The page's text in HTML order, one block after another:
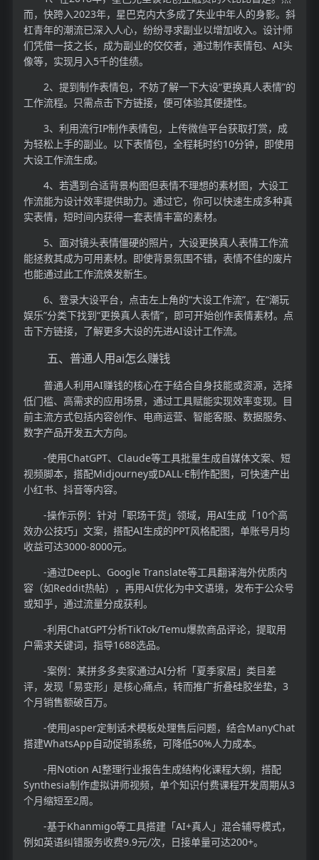
而，快跨入2023年，星巴克内大多成了失业中年人的身影。斜
杠青年的潮流已深入人心，纷纷寻求副业以增加收入。设计师
们凭借一技之长，成为副业的佼佼者，通过制作表情包、AI头
像等，实现月入5千的佳绩。
2、提到制作表情包，不妨了解一下大设“更换真人表情”的
工作流程。只需点击下方链接，便可体验其便捷性。
3、利用流行IP制作表情包，上传微信平台获取打赏，成
为轻松上手的副业。以下表情包，全程耗时约10分钟，即使用
大设工作流生成。
4、若遇到合适背景构图但表情不理想的素材图，大设工
作流能为设计效率提供助力。通过它，你可以快速生成多种真
实表情，短时间内获得一套表情丰富的素材。
5、面对镜头表情僵硬的照片，大设更换真人表情工作流
能拯救其成为可用素材。即使背景氛围不错，表情不佳的废片
也能通过此工作流焕发新生。
6、登录大设平台，点击左上角的“大设工作流”，在“潮玩
娱乐”分类下找到“更换真人表情”，即可开始创作表情素材。点
击下方链接，了解更多大设的先进AI设计工作流。
五、普通人用ai怎么赚钱
普通人利用AI赚钱的核心在于结合自身技能或资源，选择
低门槛、高需求的应用场景，通过工具赋能实现效率变现。目
前主流方式包括内容创作、电商运营、智能客服、数据服务、
数字产品开发五大方向。
-使用ChatGPT、Claude等工具批量生成自媒体文案、短
视频脚本，搭配Midjourney或DALL·E制作配图，可快速产出
小红书、抖音等内容。
-操作示例：针对「职场干货」领域，用AI生成「10个高
效办公技巧」文案，搭配AI生成的PPT风格配图，单账号月均
收益可达3000-8000元。
-通过DeepL、Google Translate等工具翻译海外优质内
容（如Reddit热帖），再用AI优化为中文语境，发布于公众号
或知乎，通过流量分成获利。
-利用ChatGPT分析TikTok/Temu爆款商品评论，提取用
户需求关键词，指导1688选品。
-案例：某拼多多卖家通过AI分析「夏季家居」类目差
评，发现「易变形」是核心痛点，转而推广折叠硅胶坐垫，3
个月销售额破百万。
-使用Jasper定制话术模板处理售后问题，结合ManyChat
搭建WhatsApp自动促销系统，可降低50%人力成本。
-用Notion AI整理行业报告生成结构化课程大纲，搭配
Synthesia制作虚拟讲师视频，单个知识付费课程开发周期从3
个月缩短至2周。
-基于Khanmigo等工具搭建「AI+真人」混合辅导模式，
例如英语纠错服务收费9.9元/次，日接单量可达200+。